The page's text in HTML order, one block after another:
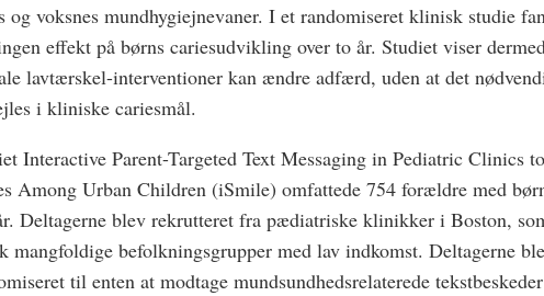
og voksnes mundhygiejnevaner. I et randomiseret klinisk studie
effekt på børns cariesudvikling over to år. Studiet viser
lavtærskel-interventioner kan ændre adfærd, uden at det
i kliniske cariesmål.
Interactive Parent-Targeted Text Messaging in Pediatric Clinics
Among Urban Children (iSmile) omfattede 754 forældre med
Deltagerne blev rekrutteret fra pædiatriske klinikker i Boston,
mangfoldige befolkningsgrupper med lav indkomst. Deltagerne
til enten at modtage mundsundhedsrelaterede